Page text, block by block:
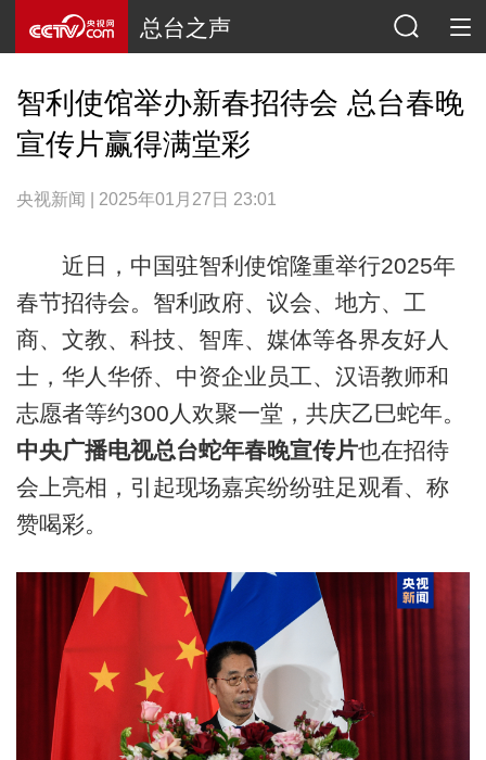
总台之声
智利使馆举办新春招待会 总台春晚
宣传片赢得满堂彩
央视新闻 | 2025年01月27日 23:01
近日，中国驻智利使馆隆重举行2025年
春节招待会。智利政府、议会、地方、工
商、文教、科技、智库、媒体等各界友好人
士，华人华侨、中资企业员工、汉语教师和
志愿者等约300人欢聚一堂，共庆乙巳蛇年。
中央广播电视总台蛇年春晚宣传片也在招待
会上亮相，引起现场嘉宾纷纷驻足观看、称
赞喝彩。